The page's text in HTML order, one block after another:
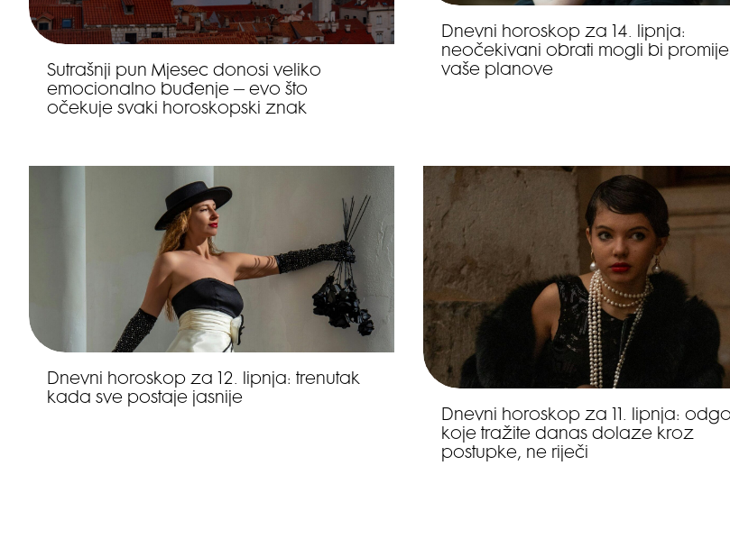
Sutrašnji pun Mjesec donosi veliko
emocionalno buđenje – evo što
očekuje svaki horoskopski znak
Dnevni horoskop za 14. lipnja:
neočekivani obrati mogli bi
vaše planove
Dnevni horoskop za 12. lipnja: trenutak
kada sve postaje jasnije
Dnevni horoskop za 11. lipnja:
koje tražite danas dolaze kroz
postupke, ne riječi